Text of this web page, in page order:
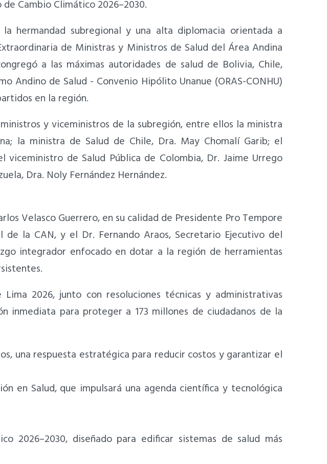
Cambio Climático 2026–2030.
hermandad subregional y una alta diplomacia orientada a
de Ministras y Ministros de Salud del Área Andina
a las máximas autoridades de salud de Bolivia, Chile,
Andino de Salud - Convenio Hipólito Unanue (ORAS-CONHU)
en la región.
y viceministros de la subregión, entre ellos la ministra
la ministra de Salud de Chile, Dra. May Chomalí Garib; el
de Salud Pública de Colombia, Dr. Jaime Urrego
Dra. Noly Fernández Hernández.
Velasco Guerrero, en su calidad de Presidente Pro Tempore
de la CAN, y el Dr. Fernando Araos, Secretario Ejecutivo del
integrador enfocado en dotar a la región de herramientas
2026, junto con resoluciones técnicas y administrativas
inmediata para proteger a 173 millones de ciudadanos de la
una respuesta estratégica para reducir costos y garantizar el
en Salud, que impulsará una agenda científica y tecnológica
2026–2030, diseñado para edificar sistemas de salud más